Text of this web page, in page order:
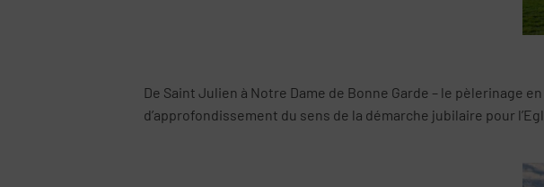
De Saint Julien à Notre Dame de Bonne Garde – le pèlerinage
d’approfondissement du sens de la démarche jubilaire pour